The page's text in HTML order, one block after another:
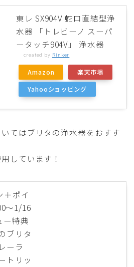
東レ SX904V 蛇口直結型浄
水器 「トレビーノ スーパ
ータッチ904V」 浄水器
created by Rinker
Amazon
楽天市場
Yahooショッピング
てはブリタの浄水器をおすす
しています！
＋ポイ
〜1/16
ー特典
ブリタ
ーラ
トリッ